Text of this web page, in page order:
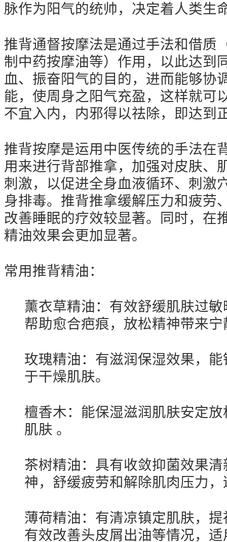
脉作为阳气的统帅，决定着人类生
推背通督按摩法是通过手法和借质
制中药按摩油等）作用，以此达到
血、振奋阳气的目的，进而能够协
能，使周身之阳气充盈，这样就可
不宜入内，内邪得以祛除，即达到
推背按摩是运用中医传统的手法在
用来进行背部推拿，加强对皮肤、
刺激，以促进全身血液循环、刺激
身排毒。推背推拿缓解压力和疲劳
改善睡眠的疗效较显著。同时，在
精油效果会更加显著。
常用推背精油：
薰衣草精油：有效舒缓肌肤过
帮助愈合疤痕，放松精神带来
玫瑰精油：有滋润保湿效果，
于干燥肌肤。
檀香木：能保湿滋润肌肤安定
肌肤 。
茶树精油：具有收敛抑菌效果
神，舒缓疲劳和解除肌肉压力
薄荷精油：有清凉镇定肌肤，
有效改善头皮屑出油等情况，